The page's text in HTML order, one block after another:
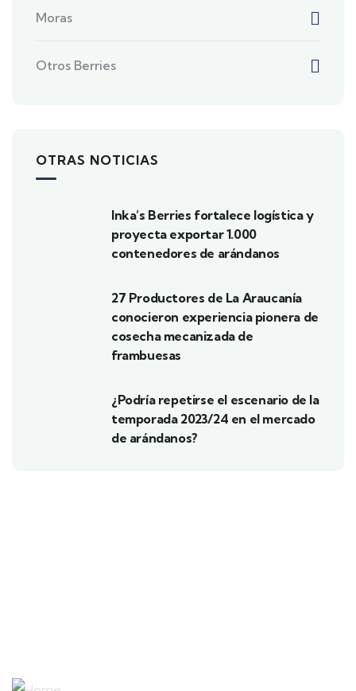
Moras
Otros Berries
OTRAS NOTICIAS
Inka’s Berries fortalece logística y
proyecta exportar 1.000
contenedores de arándanos
27 Productores de La Araucanía
conocieron experiencia pionera de
cosecha mecanizada de
frambuesas
¿Podría repetirse el escenario de la
temporada 2023/24 en el mercado
de arándanos?